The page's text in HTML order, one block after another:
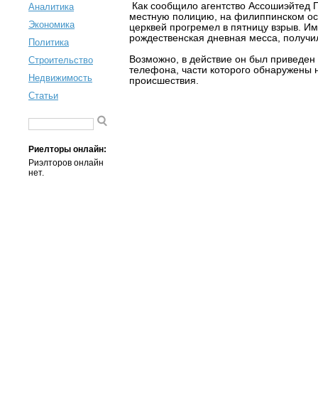
Аналитика
Экономика
Политика
Строительство
Недвижимость
Статьи
Риелторы онлайн:
Риэлторов онлайн
нет.
Как сообщило агентство Ассoшиэйтед
местную полицию, на филиппинском
церквей прогремел в пятницу взрыв.
рождественская дневная месса,
Возможно, в действие он был
телефона, части которого обнаружены
происшествия.